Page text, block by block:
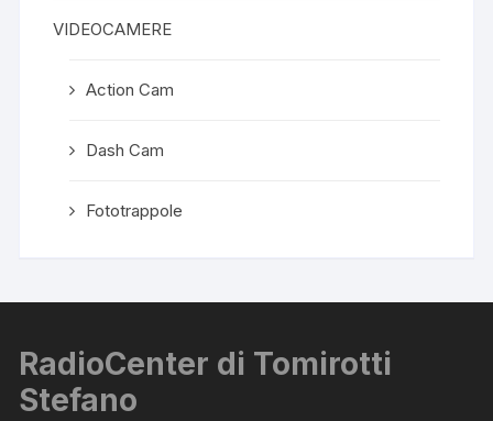
VIDEOCAMERE
Action Cam
Dash Cam
Fototrappole
RadioCenter di Tomirotti
Stefano